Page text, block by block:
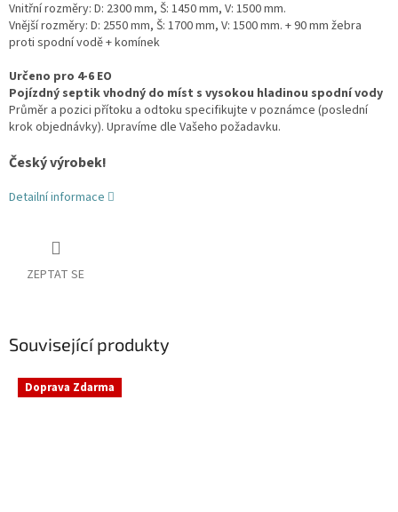
Vnitřní rozměry: D: 2300 mm, Š: 1450 mm, V: 1500 mm.
Vnější rozměry: D: 2550 mm, Š: 1700 mm, V: 1500 mm. + 90 mm žebra
proti spodní vodě + komínek
Určeno pro 4-6 EO
Pojízdný septik vhodný do míst s vysokou hladinou spodní vody
Průměr a pozici přítoku a odtoku specifikujte v poznámce (poslední
krok objednávky). Upravíme dle Vašeho požadavku.
Český výrobek!
Detailní informace
ZEPTAT SE
Související produkty
Doprava Zdarma